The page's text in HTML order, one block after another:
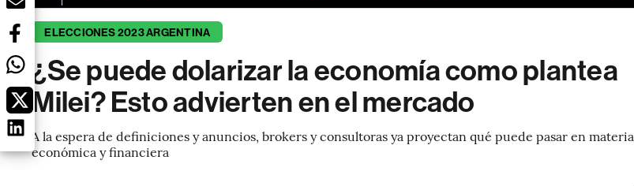
ELECCIONES 2023 ARGENTINA
¿Se puede dolarizar la economía como plantea
Milei? Esto advierten en el mercado
A la espera de definiciones y anuncios, brokers y consultoras ya proyectan qué puede pasar en materia
económica y financiera